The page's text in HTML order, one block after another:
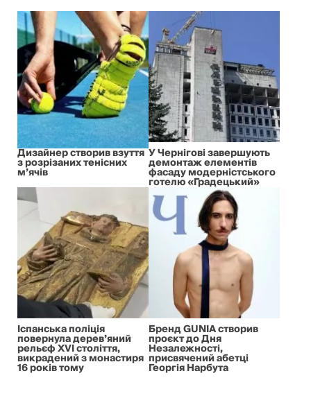
Дизайнер створив взуття
з розрізаних тенісних
м’ячів
У Чернігові завершують
демонтаж елементів
фасаду модерністського
готелю «Градецький»
Іспанська поліція
повернула дерев’яний
рельєф XVI століття,
викрадений з монастиря
16 років тому
Бренд GUNIA створив
проєкт до Дня
Незалежності,
присвячений абетці
Георгія Нарбута